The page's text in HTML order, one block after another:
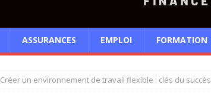
ASSURANCES EMPLOI FORMATION
Créer un environnement de travail flexible : clés du succès